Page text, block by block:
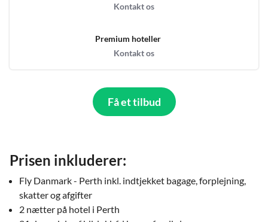
Kontakt os
Premium hoteller
Kontakt os
Få et tilbud
Prisen inkluderer:
Fly Danmark - Perth inkl. indtjekket bagage, forplejning,
skatter og afgifter
2 nætter på hotel i Perth